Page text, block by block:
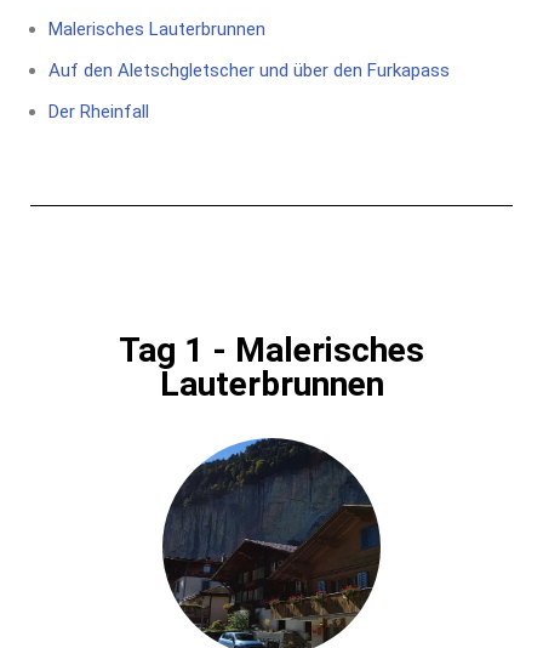
Malerisches Lauterbrunnen
Auf den Aletschgletscher und über den Furkapass
Der Rheinfall
Tag 1 - Malerisches
Lauterbrunnen